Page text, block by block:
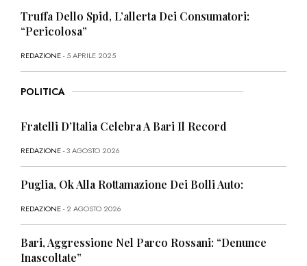
Truffa Dello Spid, L’allerta Dei Consumatori:
“Pericolosa”
REDAZIONE- 5 APRILE 2025
POLITICA
Fratelli D’Italia Celebra A Bari Il Record
REDAZIONE- 3 AGOSTO 2026
Puglia, Ok Alla Rottamazione Dei Bolli Auto:
REDAZIONE- 2 AGOSTO 2026
Bari, Aggressione Nel Parco Rossani: “Denunce
Inascoltate”